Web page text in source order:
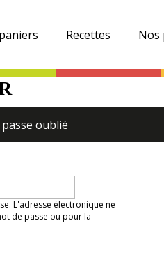
Recettes Nos
oublié
L'adresse électronique ne
de passe ou pour la